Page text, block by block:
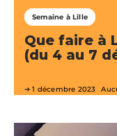
Semaine à Lille
Que faire à
(du 4 au 7
1 décembre 2023